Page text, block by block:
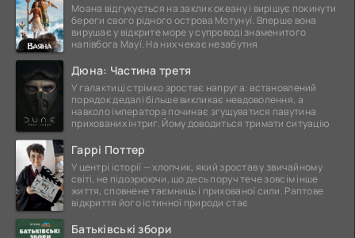
Моана відгукується на заклик океану і вирішує покинути
береги свого рідного острова Мотунуї. Вперше вона
вирушає у відкрите море у супроводі знаменитого
напівбога Мауї. На них чекає незабутня
Дюна: Частина третя
У галактиці стрімко зростає напруга: встановлений
порядок дедалі більше викликає невдоволення, а
навколо імператора починає згущуватися павутина
прихованих інтриг. Йому доводиться тримати ситуацію
Гаррі Поттер
У центрі історії — хлопчик, який зростав у звичайному
світі, не підозрюючи, що десь поруч тече зовсім інше
життя, сповнене таємниць і прихованої сили. Раптове
відкриття його істинної природи стає
Батьківські збори